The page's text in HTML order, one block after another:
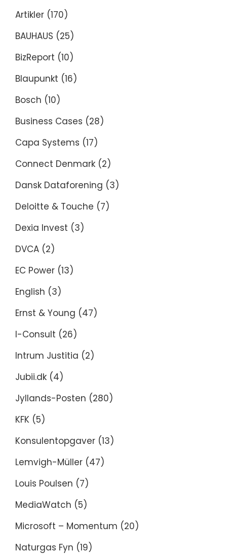
Artikler (170)
BAUHAUS (25)
BizReport (10)
Blaupunkt (16)
Bosch (10)
Business Cases (28)
Capa Systems (17)
Connect Denmark (2)
Dansk Dataforening (3)
Deloitte & Touche (7)
Dexia Invest (3)
DVCA (2)
EC Power (13)
English (3)
Ernst & Young (47)
I-Consult (26)
Intrum Justitia (2)
Jubii.dk (4)
Jyllands-Posten (280)
KFK (5)
Konsulentopgaver (13)
Lemvigh-Müller (47)
Louis Poulsen (7)
MediaWatch (5)
Microsoft – Momentum (20)
Naturgas Fyn (19)